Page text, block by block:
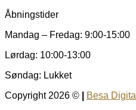
Åbningstider
Mandag – Fredag: 9:00-15:00
Lørdag: 10:00-13:00
Søndag: Lukket
Copyright 2026 ©
Besa Digital